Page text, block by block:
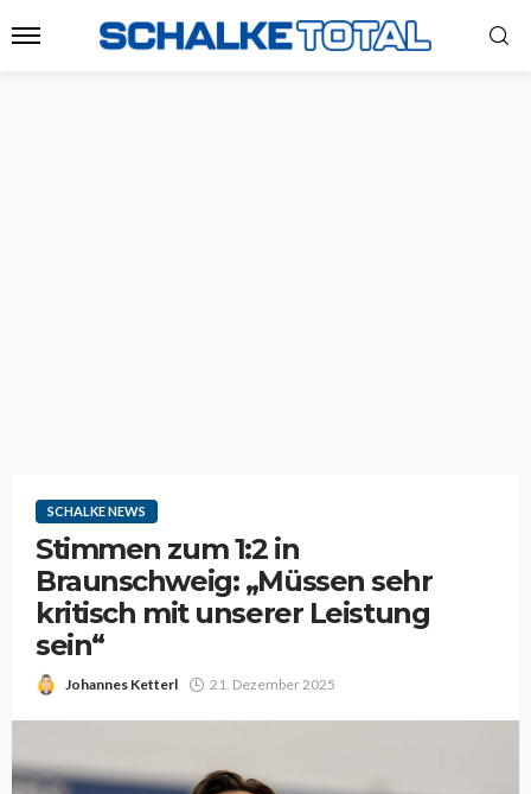
SCHALKE NEWS
Stimmen zum 1:2 in
Braunschweig: „Müssen sehr
kritisch mit unserer Leistung
sein“
Johannes Ketterl 21. Dezember 2025